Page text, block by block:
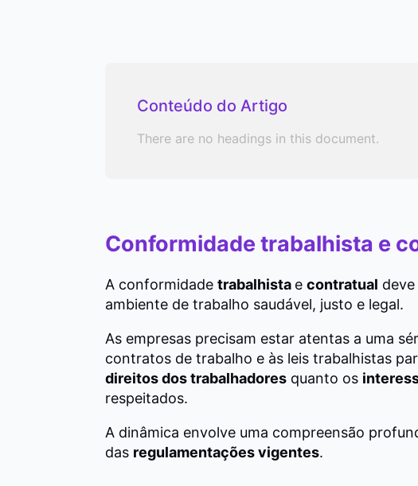
Conteúdo do Artigo
There are no headings in this document.
Conformidade trabalhista e
A conformidade trabalhista e contratual
ambiente de trabalho saudável, justo e legal.
As empresas precisam estar atentas a uma
contratos de trabalho e às leis trabalhistas
direitos dos trabalhadores quanto os
respeitados.
A dinâmica envolve uma compreensão
das regulamentações vigentes.